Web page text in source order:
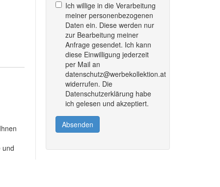
Ich willige in die Verarbeitung
meiner personenbezogenen
Daten ein. Diese werden nur
zur Bearbeitung meiner
Anfrage gesendet. Ich kann
diese Einwilligung jederzeit
per Mail an
datenschutz@werbekollektion.at
widerrufen. Die
Datenschutzerklärung habe
ich gelesen und akzeptiert.
Absenden
und